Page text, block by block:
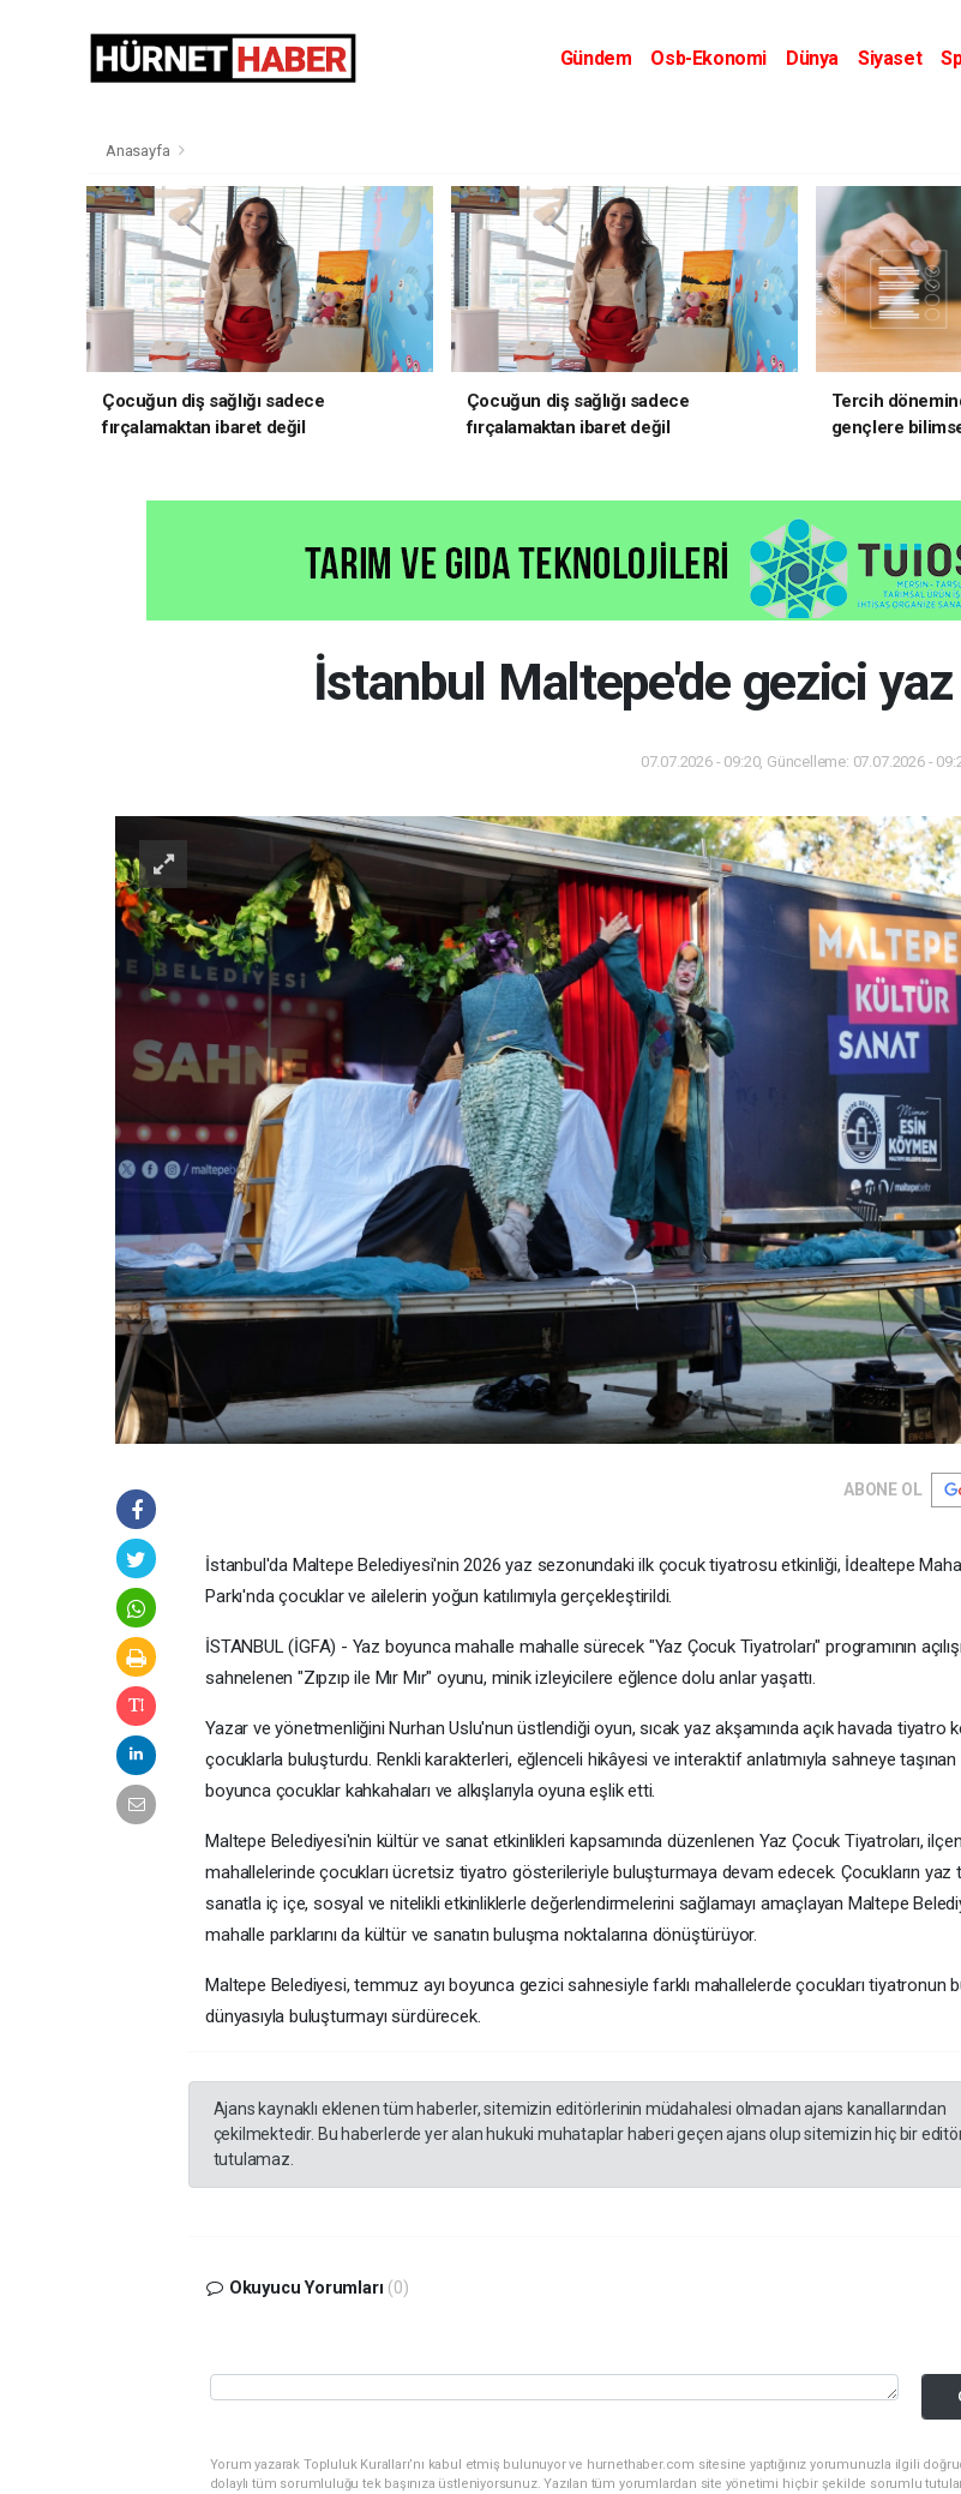
Gündem Osb-Ekonomi Dünya Siyaset
Anasayfa
Çocuğun diş sağlığı sadece
fırçalamaktan ibaret değil
Çocuğun diş sağlığı sadece
fırçalamaktan ibaret değil
Tercih
gençlere
İstanbul Maltepe'de gezici
07.07.2026 - 09:20, Güncelleme: 07.07.2026 -
ABONE OL
İstanbul'da Maltepe Belediyesi'nin 2026 yaz sezonundaki ilk çocuk tiyatrosu etkinliği, İdealtepe
Parkı'nda çocuklar ve ailelerin yoğun katılımıyla gerçekleştirildi.
İSTANBUL (İGFA) - Yaz boyunca mahalle mahalle sürecek "Yaz Çocuk Tiyatroları" programının
sahnelenen "Zıpzıp ile Mır Mır" oyunu, minik izleyicilere eğlence dolu anlar yaşattı.
Yazar ve yönetmenliğini Nurhan Uslu'nun üstlendiği oyun, sıcak yaz akşamında açık havada tiyatro
çocuklarla buluşturdu. Renkli karakterleri, eğlenceli hikâyesi ve interaktif anlatımıyla sahneye
boyunca çocuklar kahkahaları ve alkışlarıyla oyuna eşlik etti.
Maltepe Belediyesi'nin kültür ve sanat etkinlikleri kapsamında düzenlenen Yaz Çocuk Tiyatroları,
mahallelerinde çocukları ücretsiz tiyatro gösterileriyle buluşturmaya devam edecek. Çocukların yaz
sanatla iç içe, sosyal ve nitelikli etkinliklerle değerlendirmelerini sağlamayı amaçlayan Maltepe
mahalle parklarını da kültür ve sanatın buluşma noktalarına dönüştürüyor.
Maltepe Belediyesi, temmuz ayı boyunca gezici sahnesiyle farklı mahallelerde çocukları tiyatronun
dünyasıyla buluşturmayı sürdürecek.
Ajans kaynaklı eklenen tüm haberler, sitemizin editörlerinin müdahalesi olmadan ajans kanallarından
çekilmektedir. Bu haberlerde yer alan hukuki muhataplar haberi geçen ajans olup sitemizin hiç bir
tutulamaz.
Okuyucu Yorumları (0)
Yorum yazarak Topluluk Kuralları’nı kabul etmiş bulunuyor ve hurnethaber.com sitesine yaptığınız yorumunuzla ilgili
dolaylı tüm sorumluluğu tek başınıza üstleniyorsunuz. Yazılan tüm yorumlardan site yönetimi hiçbir şekilde sorumlu